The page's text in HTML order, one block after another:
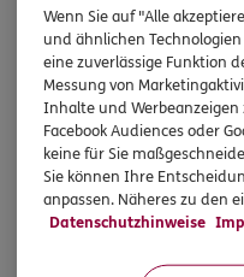
Wenn Sie auf "Alle
und ähnlichen
eine zuverlässige Funktion
Messung von
Inhalte und Werbeanzeigen
Facebook Audiences oder
keine für Sie
Sie können Ihre
anpassen. Näheres zu den
Datenschutzhinweise